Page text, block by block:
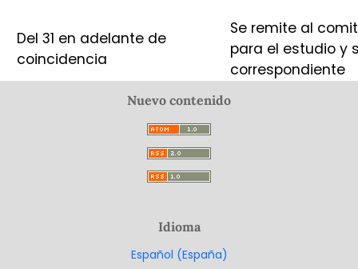
Del 31 en adelante de
coincidencia
Se remite al
para el estudio y
correspondiente
Nuevo contenido
Idioma
Español (España)